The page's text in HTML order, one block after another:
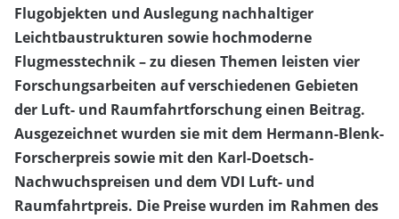
Flugobjekten und Auslegung nachhaltiger
Leichtbaustrukturen sowie hochmoderne
Flugmesstechnik – zu diesen Themen leisten vier
Forschungsarbeiten auf verschiedenen Gebieten
der Luft- und Raumfahrtforschung einen Beitrag.
Ausgezeichnet wurden sie mit dem Hermann-Blenk-
Forscherpreis sowie mit den Karl-Doetsch-
Nachwuchspreisen und dem VDI Luft- und
Raumfahrtpreis. Die Preise wurden im Rahmen des